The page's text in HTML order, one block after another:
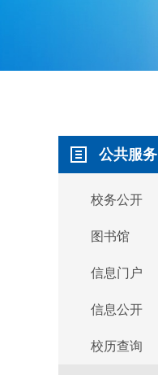
公共服务
校务公开
图书馆
信息门户
信息公开
校历查询